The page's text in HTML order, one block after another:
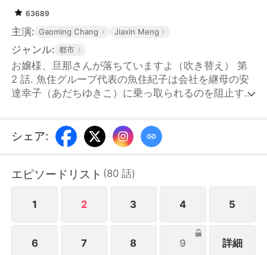
63689
主演: Gaoming Chang Jiaxin Meng
ジャンル: 都市
お嬢様、旦那さんが落ちていますよ（吹き替え） 第
2 話. 魚住グループ代表の魚住紀子は会社を継母の安
達幸子（あだちゆきこ）に乗っ取られるのを阻止する
ぼうとしたが、準備された候補者は全て敵の回し者だ
った。紀子はこれを全員拒否し、役所の前で男前だが
侵されているのを見抜き、貴重な薬剤を普通の薬のご
とく彼女に与え、各種の薬膳料理も作った。しかし大
河は自分を貧乏人と言ってたのでは？紀子は皆が陰で
シェア:
エピソードリスト (80 話)
1 2 3 4 5
6 7 8 9 詳細